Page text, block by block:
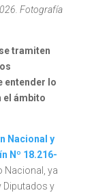
Fotografía
tramiten
entender lo
el ámbito
Nacional y
Nº 18.216-
Nacional, ya
Diputados y